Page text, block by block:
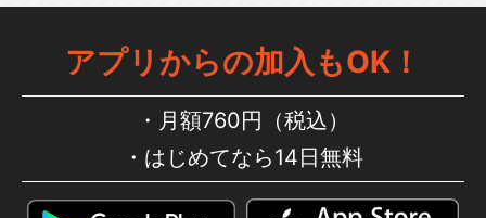
アプリからの加入もOK！
月額760円（税込）
はじめてなら14日無料